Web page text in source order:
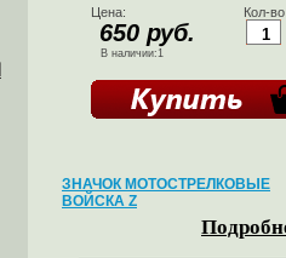
Цена:
650 руб.
В наличии:1
Кол-
ЗНАЧОК МОТОСТРЕЛКОВЫЕ
ВОЙСКА Z